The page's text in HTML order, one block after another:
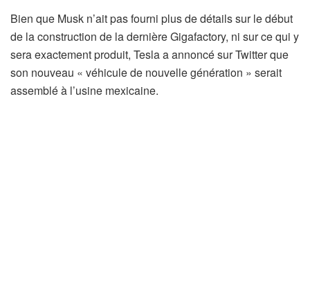
Bien que Musk n’ait pas fourni plus de détails sur le début
de la construction de la dernière Gigafactory, ni sur ce qui y
sera exactement produit, Tesla a annoncé sur Twitter que
son nouveau « véhicule de nouvelle génération » serait
assemblé à l’usine mexicaine.